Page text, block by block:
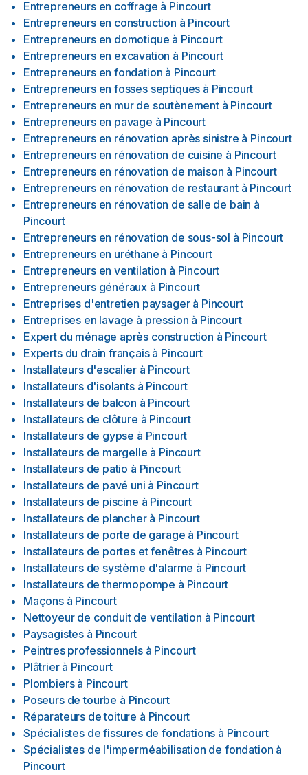
Entrepreneurs en coffrage à Pincourt
Entrepreneurs en construction à Pincourt
Entrepreneurs en domotique à Pincourt
Entrepreneurs en excavation à Pincourt
Entrepreneurs en fondation à Pincourt
Entrepreneurs en fosses septiques à Pincourt
Entrepreneurs en mur de soutènement à Pincourt
Entrepreneurs en pavage à Pincourt
Entrepreneurs en rénovation après sinistre à Pincourt
Entrepreneurs en rénovation de cuisine à Pincourt
Entrepreneurs en rénovation de maison à Pincourt
Entrepreneurs en rénovation de restaurant à Pincourt
Entrepreneurs en rénovation de salle de bain à
Pincourt
Entrepreneurs en rénovation de sous-sol à Pincourt
Entrepreneurs en uréthane à Pincourt
Entrepreneurs en ventilation à Pincourt
Entrepreneurs généraux à Pincourt
Entreprises d'entretien paysager à Pincourt
Entreprises en lavage à pression à Pincourt
Expert du ménage après construction à Pincourt
Experts du drain français à Pincourt
Installateurs d'escalier à Pincourt
Installateurs d'isolants à Pincourt
Installateurs de balcon à Pincourt
Installateurs de clôture à Pincourt
Installateurs de gypse à Pincourt
Installateurs de margelle à Pincourt
Installateurs de patio à Pincourt
Installateurs de pavé uni à Pincourt
Installateurs de piscine à Pincourt
Installateurs de plancher à Pincourt
Installateurs de porte de garage à Pincourt
Installateurs de portes et fenêtres à Pincourt
Installateurs de système d'alarme à Pincourt
Installateurs de thermopompe à Pincourt
Maçons à Pincourt
Nettoyeur de conduit de ventilation à Pincourt
Paysagistes à Pincourt
Peintres professionnels à Pincourt
Plâtrier à Pincourt
Plombiers à Pincourt
Poseurs de tourbe à Pincourt
Réparateurs de toiture à Pincourt
Spécialistes de fissures de fondations à Pincourt
Spécialistes de l'imperméabilisation de fondation à
Pincourt